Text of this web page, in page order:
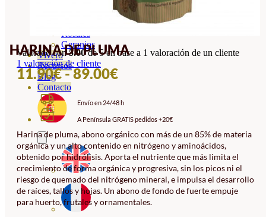
Rosales
Geranios
Vivero
Recursos
Blog
Contacto
HARINA DE PLUMA
Valorado con5.00de 5 en base a 1 valoración de un cliente
1 valoración de cliente
11.90€-89.00€RANGO
PRECIOS:
DESDE
11.90€
HASTA
89.00€
Envío en 24/48 h
A Península GRATIS pedidos +20€
Harina de pluma, abono orgánico con más de un 85% de materia
orgánica y un alto contenido en nitrógeno y aminoácidos,
obtenido por hidrólisis. Aporta el nutriente que más limita el
crecimiento de forma orgánica y progresiva, sin los picos ni el
riesgo de quemado del nitrógeno mineral, e impulsa el desarrollo
de raíces, tallos y hojas. Un abono de fondo de fuerte empuje
para huerto, frutales y ornamentales.